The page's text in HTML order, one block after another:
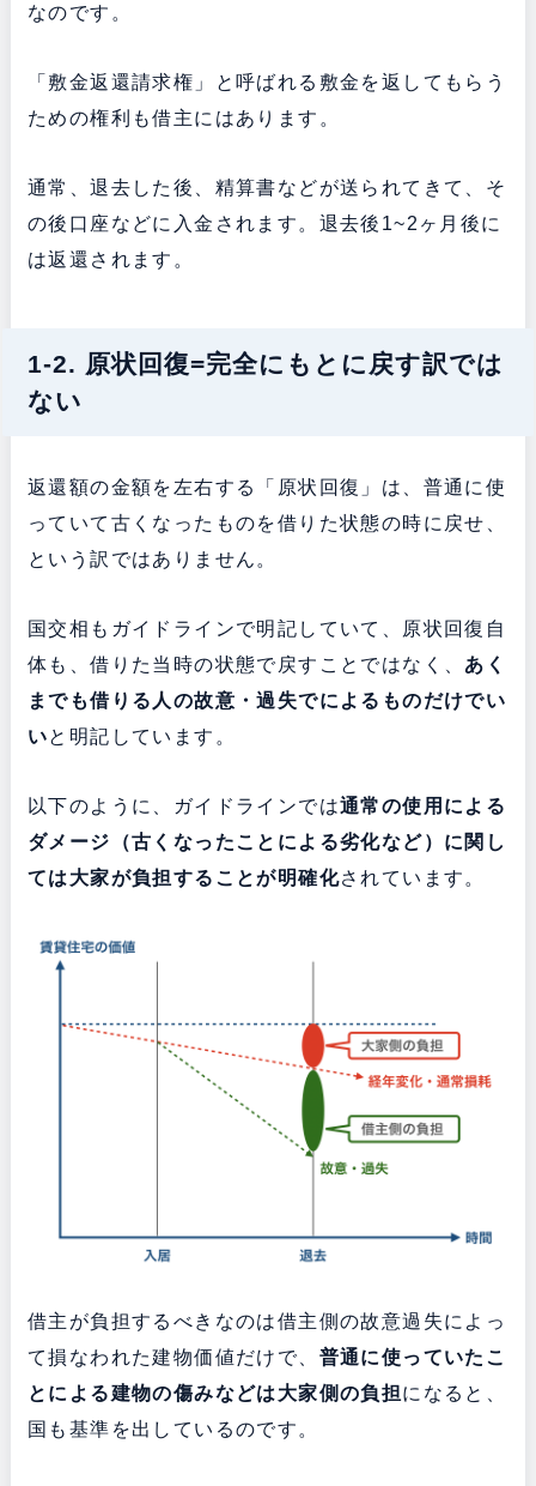
なのです。
「敷金返還請求権」と呼ばれる敷金を返してもらう
ための権利も借主にはあります。
通常、退去した後、精算書などが送られてきて、そ
の後口座などに入金されます。退去後1~2ヶ月後に
は返還されます。
1-2. 原状回復=完全にもとに戻す訳では
ない
返還額の金額を左右する「原状回復」は、普通に使
っていて古くなったものを借りた状態の時に戻せ、
という訳ではありません。
国交相もガイドラインで明記していて、原状回復自
体も、借りた当時の状態で戻すことではなく、 あく
までも借りる人の故意・過失でによるものだけでい
いと明記しています。
以下のように、ガイドラインでは通常の使用による
ダメージ（古くなったことによる劣化など）に関し
ては大家が負担することが明確化されています。
借主が負担するべきなのは借主側の故意過失によっ
て損なわれた建物価値だけで、 普通に使っていたこ
とによる建物の傷みなどは大家側の負担になると、
国も基準を出しているのです。